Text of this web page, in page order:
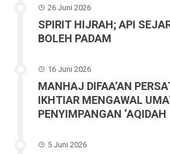
26 Juni 2026
SPIRIT HIJRAH; API
BOLEH PADAM
16 Juni 2026
MANHAJ DIFAA’AN
IKHTIAR MENGAWAL
PENYIMPANGAN ‘AQIDAH
5 Juni 2026